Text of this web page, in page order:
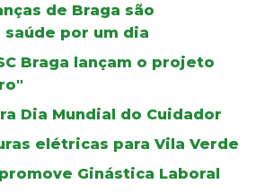
de Braga são
por um dia
Braga lançam o projeto
Dia Mundial do Cuidador
elétricas para Vila Verde
Ginástica Laboral